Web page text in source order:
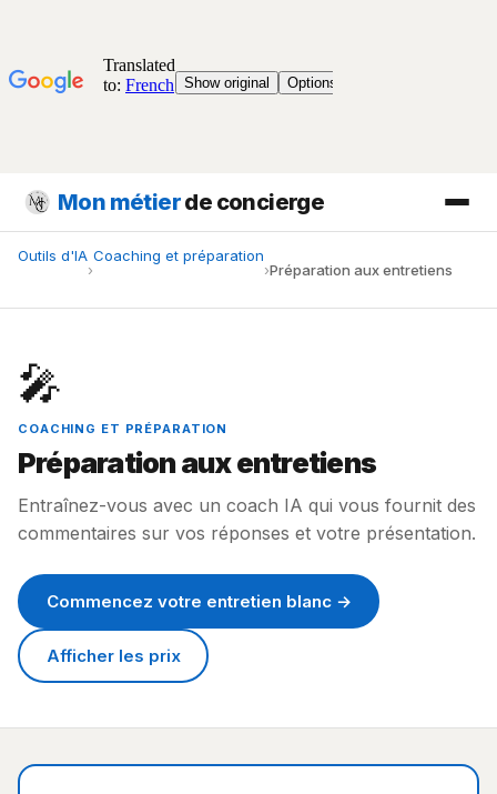
Mon métierde concierge
Outils d'IA
›
Coaching et préparation
›Préparation aux entretiens
🎤
COACHING ET PRÉPARATION
Préparation aux entretiens
Entraînez-vous avec un coach IA qui vous fournit des
commentaires sur vos réponses et votre présentation.
Commencez votre entretien blanc →
Afficher les prix